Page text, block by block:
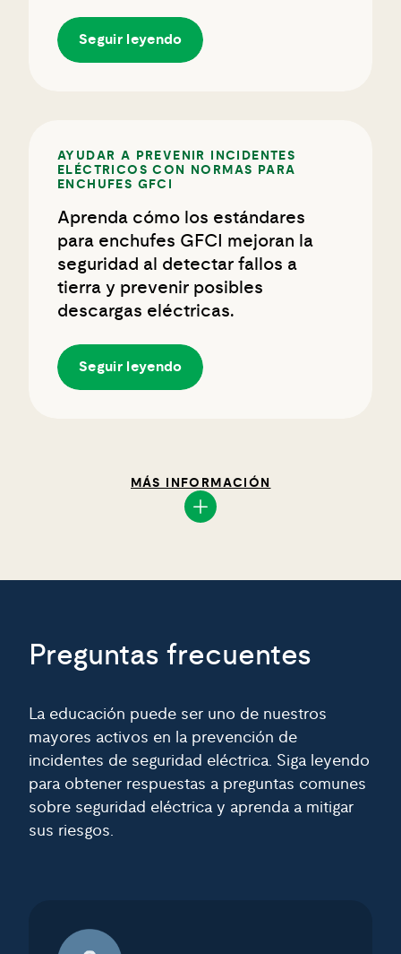
Seguir leyendo
AYUDAR A PREVENIR INCIDENTES
ELÉCTRICOS CON NORMAS PARA
ENCHUFES GFCI
Aprenda cómo los estándares
para enchufes GFCI mejoran la
seguridad al detectar fallos a
tierra y prevenir posibles
descargas eléctricas.
Seguir leyendo
MÁS INFORMACIÓN
Preguntas frecuentes
La educación puede ser uno de nuestros
mayores activos en la prevención de
incidentes de seguridad eléctrica. Siga leyendo
para obtener respuestas a preguntas comunes
sobre seguridad eléctrica y aprenda a mitigar
sus riesgos.